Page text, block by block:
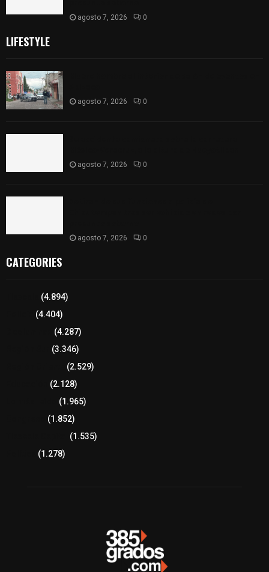
agosto 7, 2026 0
LIFESTYLE
agosto 7, 2026 0
agosto 7, 2026 0
agosto 7, 2026 0
CATEGORIES
(4.894)
(4.404)
(4.287)
(3.346)
(2.529)
(2.128)
(1.965)
(1.852)
(1.535)
(1.278)